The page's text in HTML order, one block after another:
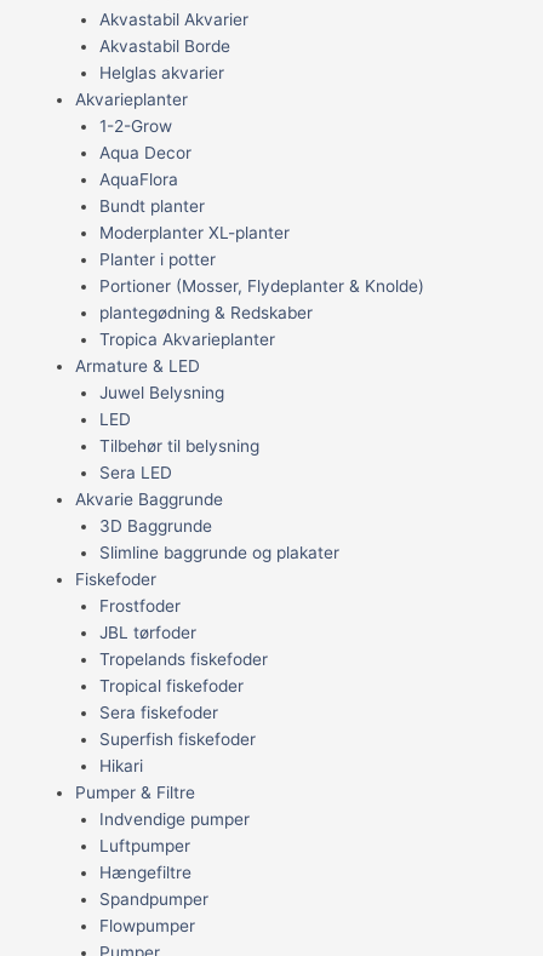
Akvastabil Akvarier
Akvastabil Borde
Helglas akvarier
Akvarieplanter
1-2-Grow
Aqua Decor
AquaFlora
Bundt planter
Moderplanter XL-planter
Planter i potter
Portioner (Mosser, Flydeplanter & Knolde)
plantegødning & Redskaber
Tropica Akvarieplanter
Armature & LED
Juwel Belysning
LED
Tilbehør til belysning
Sera LED
Akvarie Baggrunde
3D Baggrunde
Slimline baggrunde og plakater
Fiskefoder
Frostfoder
JBL tørfoder
Tropelands fiskefoder
Tropical fiskefoder
Sera fiskefoder
Superfish fiskefoder
Hikari
Pumper & Filtre
Indvendige pumper
Luftpumper
Hængefiltre
Spandpumper
Flowpumper
Pumper